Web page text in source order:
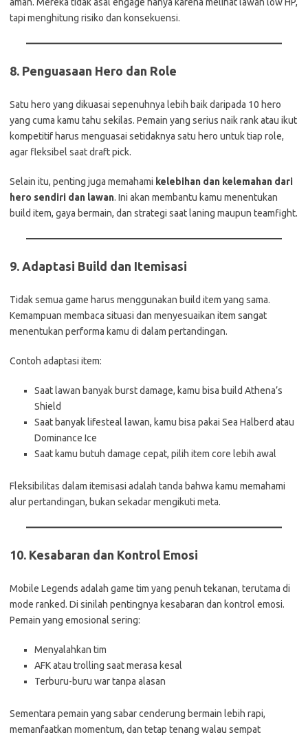
tapi menghitung risiko dan konsekuensi.
8. Penguasaan Hero dan Role
Satu hero yang dikuasai sepenuhnya lebih baik daripada 10 hero
yang cuma kamu tahu sekilas. Pemain yang serius naik rank atau ikut
kompetitif harus menguasai setidaknya satu hero untuk tiap role,
agar fleksibel saat draft pick.
Selain itu, penting juga memahami kelebihan dan kelemahan dari
hero sendiri dan lawan. Ini akan membantu kamu menentukan
build item, gaya bermain, dan strategi saat laning maupun teamfight.
9. Adaptasi Build dan Itemisasi
Tidak semua game harus menggunakan build item yang sama.
Kemampuan membaca situasi dan menyesuaikan item sangat
menentukan performa kamu di dalam pertandingan.
Contoh adaptasi item:
Saat lawan banyak burst damage, kamu bisa build Athena’s
Shield
Saat banyak lifesteal lawan, kamu bisa pakai Sea Halberd atau
Dominance Ice
Saat kamu butuh damage cepat, pilih item core lebih awal
Fleksibilitas dalam itemisasi adalah tanda bahwa kamu memahami
alur pertandingan, bukan sekadar mengikuti meta.
10. Kesabaran dan Kontrol Emosi
Mobile Legends adalah game tim yang penuh tekanan, terutama di
mode ranked. Di sinilah pentingnya kesabaran dan kontrol emosi.
Pemain yang emosional sering:
Menyalahkan tim
AFK atau trolling saat merasa kesal
Terburu-buru war tanpa alasan
Sementara pemain yang sabar cenderung bermain lebih rapi,
memanfaatkan momentum, dan tetap tenang walau sempat